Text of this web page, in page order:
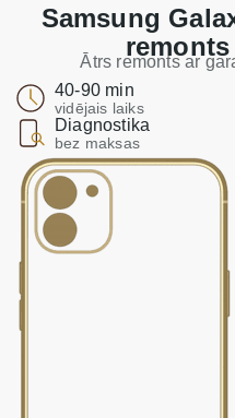
Samsung
remonts
Ātrs remonts ar
40-90 min
vidējais laiks
Diagnostika
bez maksas